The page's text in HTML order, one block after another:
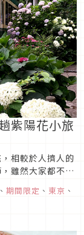
紫陽花小旅
相較於人擠人的
雖然大家都不愛
，利用江之電來
、 期間限定 、 東京 、